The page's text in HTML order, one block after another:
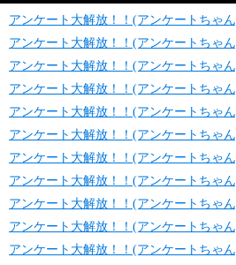
アンケート大解放！！(アンケートちゃ
アンケート大解放！！(アンケートちゃ
アンケート大解放！！(アンケートちゃ
アンケート大解放！！(アンケートちゃ
アンケート大解放！！(アンケートちゃ
アンケート大解放！！(アンケートちゃ
アンケート大解放！！(アンケートちゃ
アンケート大解放！！(アンケートちゃ
アンケート大解放！！(アンケートちゃ
アンケート大解放！！(アンケートちゃ
アンケート大解放！！(アンケートちゃ